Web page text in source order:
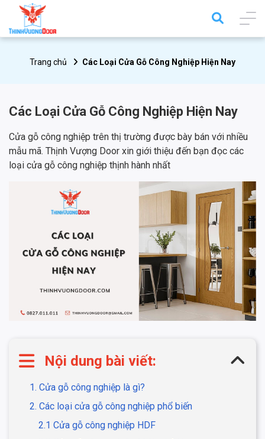
Trang chủ Các Loại Cửa Gỗ Công Nghiệp Hiện Nay
Các Loại Cửa Gỗ Công Nghiệp Hiện Nay
Cửa gỗ công nghiệp trên thị trường được bày bán với nhiều
mẫu mã. Thịnh Vượng Door xin giới thiệu đến bạn đọc các
loại cửa gỗ công nghiệp thịnh hành nhất
Nội dung bài viết:
1. Cửa gỗ công nghiệp là gì?
2. Các loại cửa gỗ công nghiệp phổ biến
2.1 Cửa gỗ công nghiệp HDF